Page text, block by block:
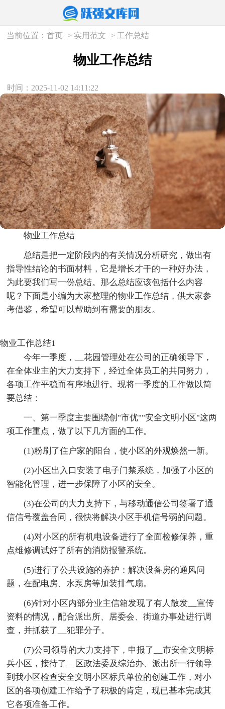
当前位置：首页 > 实用范文 > 工作总结
物业工作总结
时间：2025-11-02 14:11:22
物业工作总结
总结是把一定阶段内的有关情况分析研究，做出有
指导性结论的书面材料，它是增长才干的一种好办法，
为此要我们写一份总结。那么总结应该包括什么内容
呢？下面是小编为大家整理的物业工作总结，供大家参
考借鉴，希望可以帮助到有需要的朋友。
物业工作总结1
今年一季度，__花园管理处在公司的正确领导下，
在全体业主的大力支持下，经过全体员工的共同努力，
各项工作平稳而有序地进行。现将一季度的工作做以简
要总结：
一、第一季度主要围绕创"市优""安全文明小区"这两
项工作重点，做了以下几方面的工作。
(1)粉刷了住户家的阳台，使小区的外观焕然一新。
(2)小区出入口安装了电子门禁系统，加强了小区的
智能化管理，进一步保障了小区的安全。
(3)在公司的大力支持下，与移动通信公司签署了通
信信号覆盖合同，很快将解决小区手机信号弱的问题。
(4)对小区的所有机电设备进行了全面检修保养，重
点维修调试好了所有的消防报警系统。
(5)进行了公共设施的养护：解决设备房的通风问
题，在配电房、水泵房等加装排气扇。
(6)针对小区内部分业主信箱发现了有人散发__宣传
资料的情况，配合派出所、居委会、街道办事处进行调
查，并抓获了__犯罪分子。
(7)公司领导的大力支持下，申报了__市安全文明标
兵小区，接待了__区政法委及综治办、派出所一行领导
到我小区检查安全文明小区标兵单位的创建工作，对小
区的各项创建工作给予了积极的肯定，现已基本完成其
它各项准备工作。